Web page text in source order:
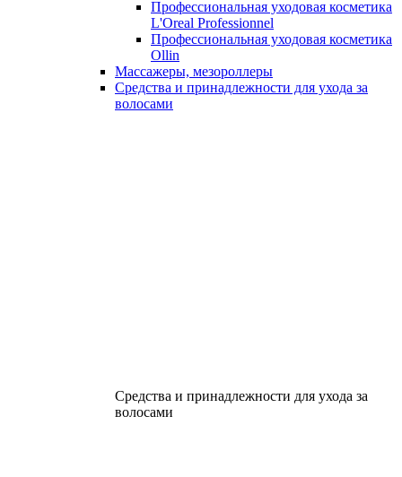
Профессиональная уходовая косметика
L'Oreal Professionnel
Профессиональная уходовая косметика
Ollin
Массажеры, мезороллеры
Средства и принадлежности для ухода за
волосами
Средства и принадлежности для ухода за
волосами